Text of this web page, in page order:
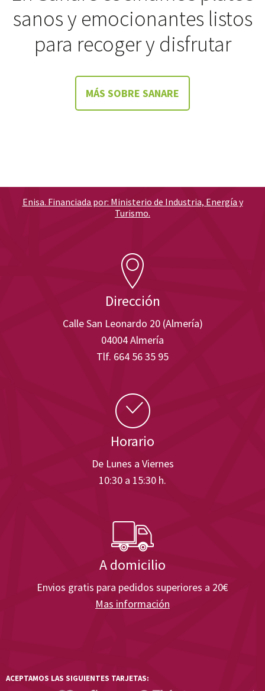
sanos y emocionantes listos
para recoger y disfrutar
MÁS SOBRE SANARE
Dirección
Calle San Leonardo 20 (Almería)
04004 Almería
Tlf. 664 56 35 95
Horario
De Lunes a Viernes
10:30 a 15:30 h.
A domicilio
Envios gratis para pedidos superiores a 20€
Mas información
Enisa. Financiada por: Ministerio de Industria, Energía y
Turismo.
ACEPTAMOS LAS SIGUIENTES TARJETAS: